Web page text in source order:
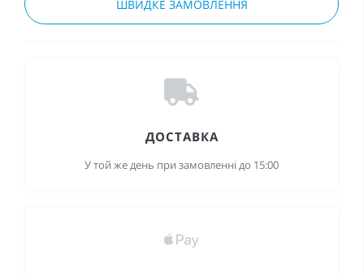
ШВИДКЕ ЗАМОВЛЕННЯ
ДОСТАВКА
У той же день при замовленні до 15:00